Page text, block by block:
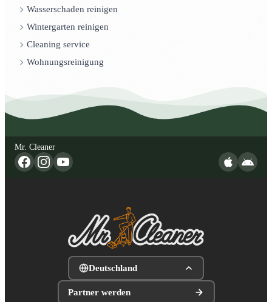
Wasserschaden reinigen
Wintergarten reinigen
Cleaning service
Wohnungsreinigung
Mr. Cleaner
Deutschland
Partner werden